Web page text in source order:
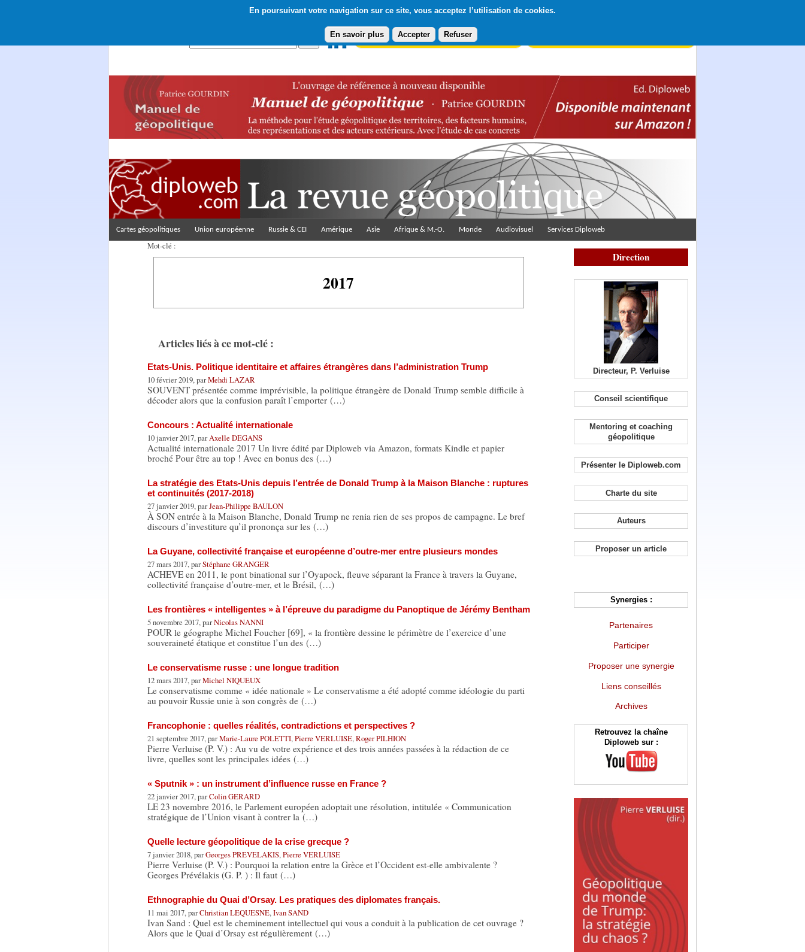
En poursuivant votre navigation sur ce site, vous acceptez l’utilisation de cookies.
En savoir plus Accepter Refuser
Abonnement gratuit à la Lettre du Diploweb
Cartes géopolitiques Union européenne Russie & CEI Amérique Asie Afrique & M.-O. Monde Audiovisuel Services Diploweb
Mot-clé :
2017
Articles liés à ce mot-clé :
Etats-Unis. Politique identitaire et affaires étrangères dans l’administration Trump
10 février 2019, parMehdi LAZAR
SOUVENT présentée comme imprévisible, la politique étrangère de Donald Trump semble difficile à
décoder alors que la confusion paraît l’emporter (…)
Concours : Actualité internationale
10 janvier 2017, parAxelle DEGANS
Actualité internationale 2017 Un livre édité par Diploweb via Amazon, formats Kindle et papier
broché Pour être au top ! Avec en bonus des (…)
La stratégie des Etats-Unis depuis l’entrée de Donald Trump à la Maison Blanche : ruptures
et continuités (2017-2018)
27 janvier 2019, parJean-Philippe BAULON
À SON entrée à la Maison Blanche, Donald Trump ne renia rien de ses propos de campagne. Le bref
discours d’investiture qu’il prononça sur les (…)
La Guyane, collectivité française et européenne d’outre-mer entre plusieurs mondes
27 mars 2017, parStéphane GRANGER
ACHEVE en 2011, le pont binational sur l’Oyapock, fleuve séparant la France à travers la Guyane,
collectivité française d’outre-mer, et le Brésil, (…)
Les frontières « intelligentes » à l’épreuve du paradigme du Panoptique de Jérémy Bentham
5 novembre 2017, parNicolas NANNI
POUR le géographe Michel Foucher [69], « la frontière dessine le périmètre de l’exercice d’une
souveraineté étatique et constitue l’un des (…)
Le conservatisme russe : une longue tradition
12 mars 2017, parMichel NIQUEUX
Le conservatisme comme « idée nationale » Le conservatisme a été adopté comme idéologie du parti
au pouvoir Russie unie à son congrès de (…)
Francophonie : quelles réalités, contradictions et perspectives ?
21 septembre 2017, parMarie-Laure POLETTI,Pierre VERLUISE,Roger PILHION
Pierre Verluise (P. V.) : Au vu de votre expérience et des trois années passées à la rédaction de ce
livre, quelles sont les principales idées (…)
« Sputnik » : un instrument d’influence russe en France ?
22 janvier 2017, parColin GERARD
LE 23 novembre 2016, le Parlement européen adoptait une résolution, intitulée « Communication
stratégique de l’Union visant à contrer la (…)
Quelle lecture géopolitique de la crise grecque ?
7 janvier 2018, parGeorges PREVELAKIS,Pierre VERLUISE
Pierre Verluise (P. V.) : Pourquoi la relation entre la Grèce et l’Occident est-elle ambivalente ?
Georges Prévélakis (G. P. ) : Il faut (…)
Ethnographie du Quai d’Orsay. Les pratiques des diplomates français.
11 mai 2017, parChristian LEQUESNE,Ivan SAND
Ivan Sand : Quel est le cheminement intellectuel qui vous a conduit à la publication de cet ouvrage ?
Alors que le Quai d’Orsay est régulièrement (…)
Direction
Directeur, P. Verluise
Conseil scientifique
Mentoring et coaching
géopolitique
Présenter le Diploweb.com
Charte du site
Auteurs
Proposer un article
Synergies :
Partenaires
Participer
Proposer une synergie
Liens conseillés
Archives
Retrouvez la chaîne
Diploweb sur :